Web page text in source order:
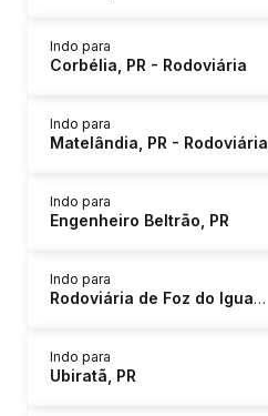
Indo para
Corbélia, PR - Rodoviária
Indo para
Matelândia, PR - Rodoviária
Indo para
Engenheiro Beltrão, PR
Indo para
Rodoviária de Foz do Iguaçu
Indo para
Ubiratã, PR